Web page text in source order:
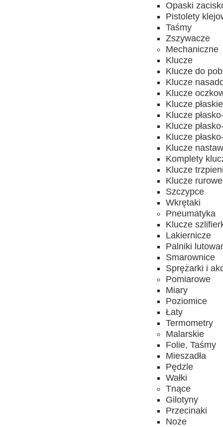
Opaski
Pistolety
Taśmy
Zszywacze
Mechaniczne
Klucze
Klucze do
Klucze
Klucze
Klucze
Klucze
Klucze
Klucze
Klucze
Komplety
Klucze
Klucze rurowe
Szczypce
Wkrętaki
Pneumatyka
Klucze
Lakiernicze
Palniki
Smarownice
Sprężarki i
Pomiarowe
Miary
Poziomice
Łaty
Termometry
Malarskie
Folie, Taśmy
Mieszadła
Pędzle
Wałki
Tnące
Gilotyny
Przecinaki
Noże